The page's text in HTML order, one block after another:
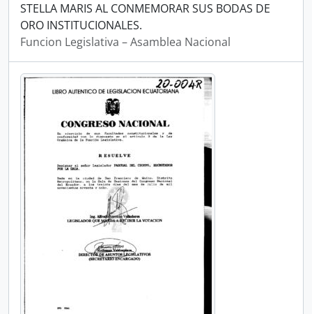
STELLA MARIS AL CONMEMORAR SUS BODAS DE
ORO INSTITUCIONALES.
Funcion Legislativa – Asamblea Nacional